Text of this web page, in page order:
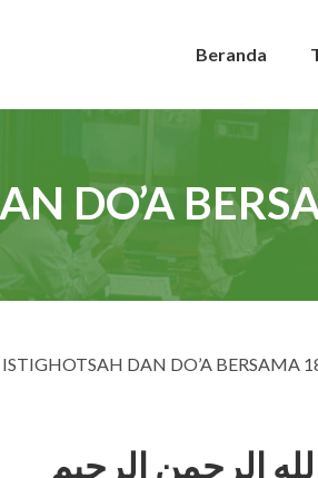
Beranda
DO’A
DAN DO’A BERSAMA
الرحمن الرحيم